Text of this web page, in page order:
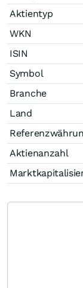
Aktientyp
WKN
ISIN
Symbol
Branche
Land
Aktienanzahl